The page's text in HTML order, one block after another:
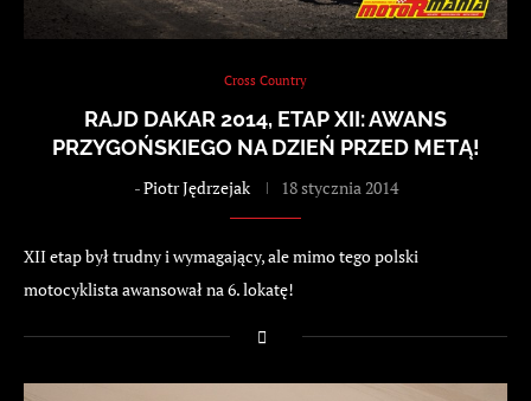
Cross Country
RAJD DAKAR 2014, ETAP XII: AWANS
PRZYGOŃSKIEGO NA DZIEŃ PRZED METĄ!
-Piotr Jędrzejak 18 stycznia 2014
XII etap był trudny i wymagający, ale mimo tego polski
motocyklista awansował na 6. lokatę!